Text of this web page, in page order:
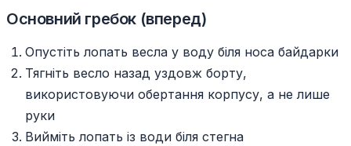
Основний гребок (вперед)
Опустіть лопать весла у воду біля носа байдарки
Тягніть весло назад уздовж борту,
використовуючи обертання корпусу, а не лише
руки
Вийміть лопать із води біля стегна